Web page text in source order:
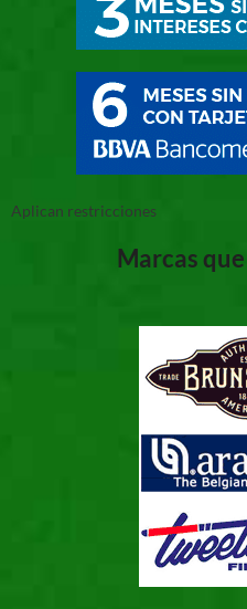
Aplican restricciones
Marcas